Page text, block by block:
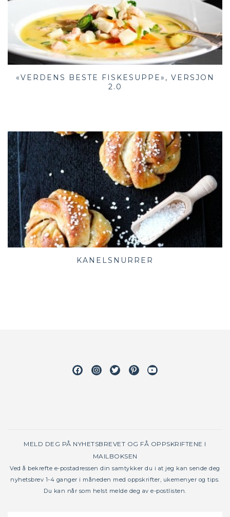
«VERDENS BESTE FISKESUPPE», VERSJON
2.0
KANELSNURRER
FacebookInstagram
TwitterPinterestYoutube
MELD DEG PÅ NYHETSBREVET OG FÅ OPPSKRIFTENE I
MAILBOKSEN
Ved å bekrefte e-postadressen din samtykker du i at jeg kan sende deg
nyhetsbrev 1-4 ganger i måneden med oppskrifter, ukemenyer og tips.
Du kan når som helst melde deg av e-postlisten.